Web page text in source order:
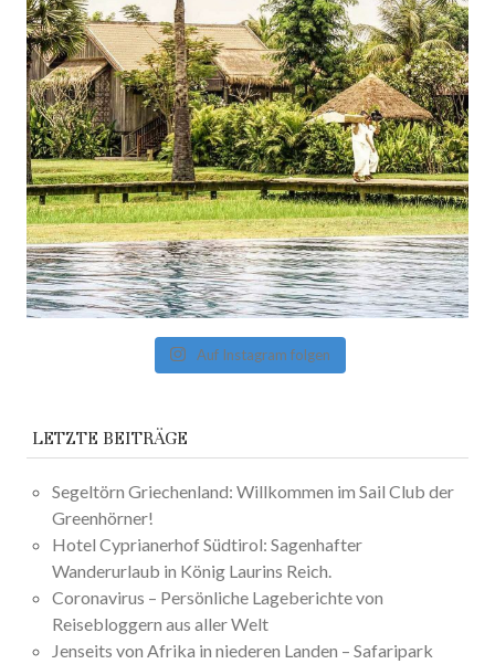
Auf Instagram folgen
LETZTE BEITRÄGE
Segeltörn Griechenland: Willkommen im Sail Club der
Greenhörner!
Hotel Cyprianerhof Südtirol: Sagenhafter
Wanderurlaub in König Laurins Reich.
Coronavirus – Persönliche Lageberichte von
Reisebloggern aus aller Welt
Jenseits von Afrika in niederen Landen – Safaripark